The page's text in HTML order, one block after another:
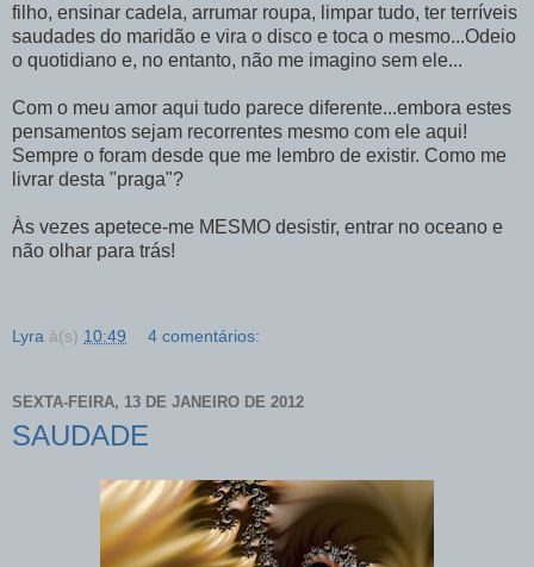
filho, ensinar cadela, arrumar roupa, limpar tudo, ter terríveis
saudades do maridão e vira o disco e toca o mesmo...Odeio
o quotidiano e, no entanto, não me imagino sem ele...
Com o meu amor aqui tudo parece diferente...embora estes
pensamentos sejam recorrentes mesmo com ele aqui!
Sempre o foram desde que me lembro de existir. Como me
livrar desta "praga"?
Às vezes apetece-me MESMO desistir, entrar no oceano e
não olhar para trás!
Lyra à(s) 10:49 4 comentários:
SEXTA-FEIRA, 13 DE JANEIRO DE 2012
SAUDADE